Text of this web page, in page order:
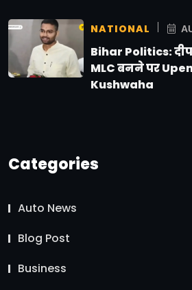
NATIONAL
Bihar Politics:
MLC बनने पर
Kushwaha
Categories
Auto News
Blog Post
Business